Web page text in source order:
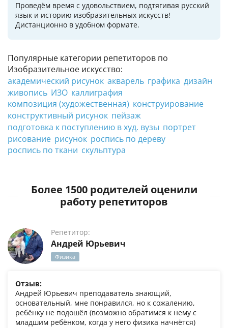
Популярные категории репетиторов по
Изобразительное искусство:
академический рисунок акварель графика дизайн
живопись ИЗО каллиграфия
композиция (художественная) конструирование
конструктивный рисунок пейзаж
подготовка к поступлению в худ. вузы портрет
рисование рисунок роспись по дереву
роспись по ткани скульптура
Проведём время с удовольствием, подтягивая русский
язык и историю изобразительных искусств!
Дистанционно в удобном формате.
Более 1500 родителей оценили
работу репетиторов
Репетитор:
Андрей Юрьевич
Физика
Отзыв:
Андрей Юрьевич преподаватель знающий,
основательный, мне понравился, но к сожалению,
ребёнку не подошёл (возможно обратимся к нему с
младшим ребёнком, когда у него физика начнётся)